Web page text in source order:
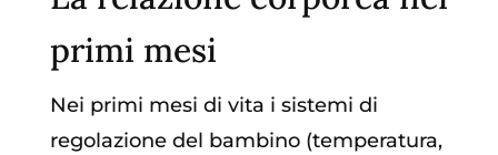
primi mesi
Nei primi mesi di vita i sistemi di
regolazione del bambino (temperatura,